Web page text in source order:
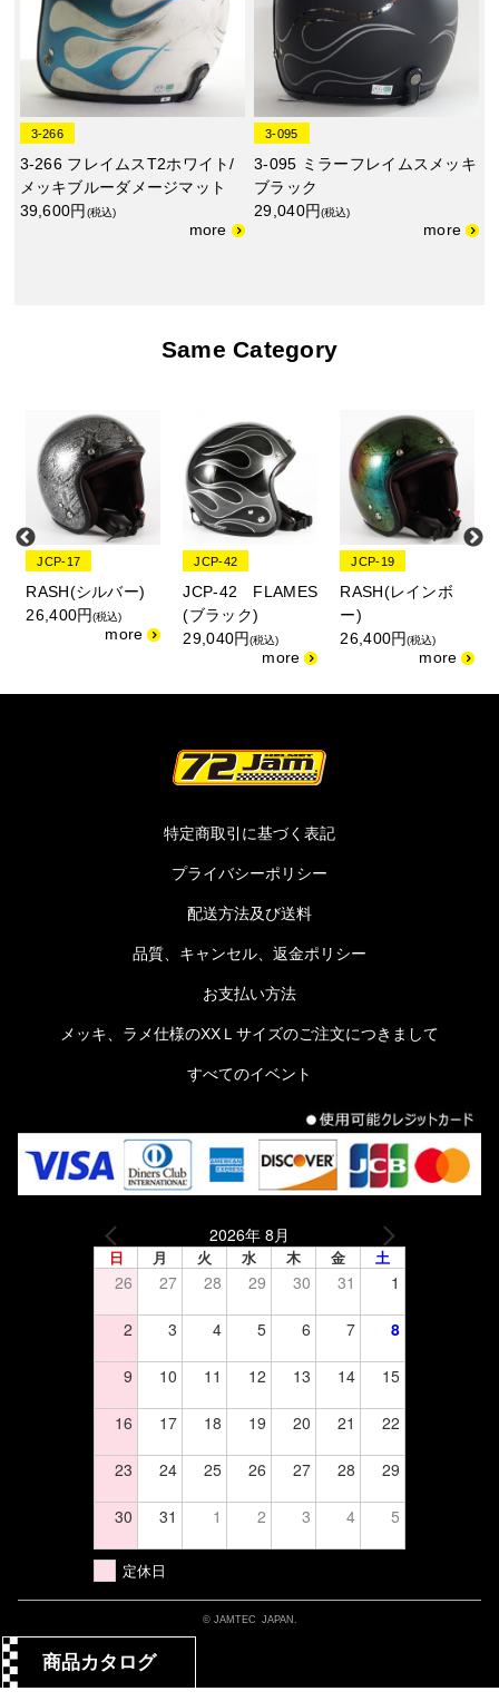
3-266
3-266 フレイムスT2ホワイト/
メッキブルーダメージマット
39,600円 (税込)
3-095
3-095 ミラーフレイムスメッキ
ブラック
29,040円(税込)
Same Category
JCP-17
RASH(シルバー)
26,400円(税込)
JCP-42
JCP-42 FLAMES
(ブラック)
29,040円(税込)
JCP-19
RASH(レインボ
ー)
26,400円(税込)
商品カタログ
特定商取引に基づく表記
プライバシーポリシー
配送方法及び送料
品質、キャンセル、返金ポリシー
お支払い方法
メッキ、ラメ仕様のXXＬサイズのご注文につきまして
すべてのイベント
2026年 8月
日 月 火 水 木 金 土
26 27 28 29 30 31 1
2 3 4 5 6 7 8
9 10 11 12 13 14 15
16 17 18 19 20 21 22
23 24 25 26 27 28 29
30 31 1 2 3 4 5
定休日
© JAMTEC JAPAN.